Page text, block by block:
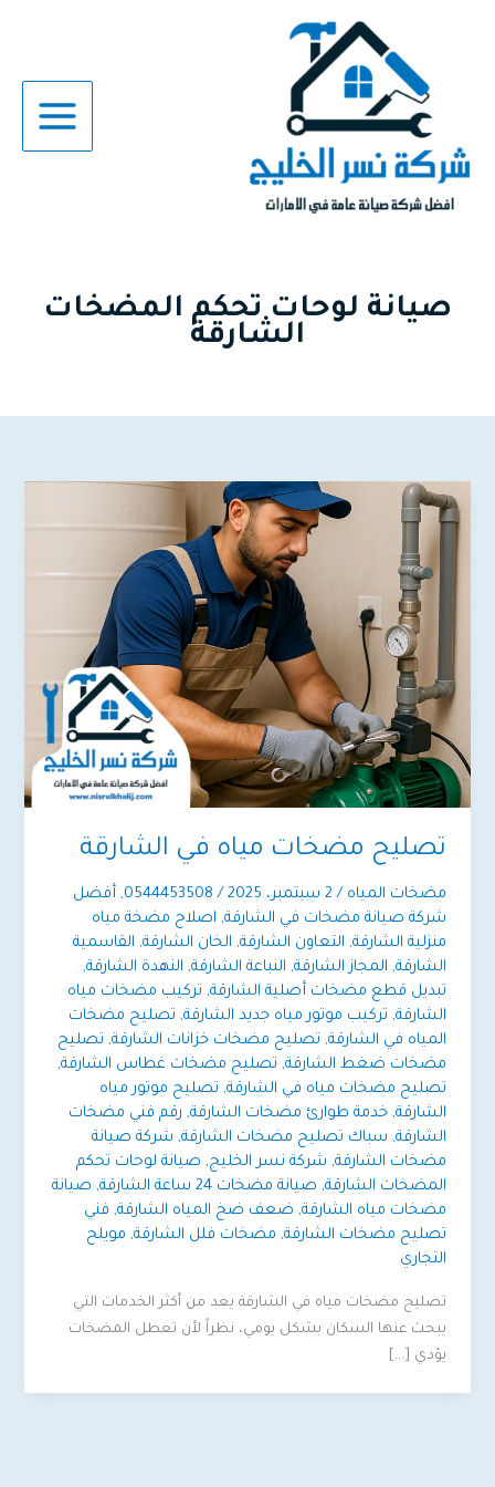
صيانة لوحات تحكم المضخات
الشارقة
تصليح مضخات مياه في الشارقة
مضخات المياه / 2 سبتمبر، 2025 /
0544453508
, أفضل
شركة صيانة مضخات في الشارقة, اصلاح مضخة مياه
منزلية الشارقة, التعاون الشارقة, الخان الشارقة, القاسمية
الشارقة, المجاز الشارقة, النباعة الشارقة, النهدة الشارقة,
تبديل قطع مضخات أصلية الشارقة, تركيب مضخات مياه
الشارقة, تركيب موتور مياه جديد الشارقة, تصليح مضخات
المياه في الشارقة, تصليح مضخات خزانات الشارقة, تصليح
مضخات ضغط الشارقة, تصليح مضخات غطاس الشارقة,
تصليح مضخات مياه في الشارقة, تصليح موتور مياه
الشارقة,خدمة طوارئ مضخات الشارقة, رقم فني مضخات
الشارقة, سباك تصليح مضخات الشارقة, شركة صيانة
مضخات الشارقة, شركة نسر الخليج, صيانة لوحات تحكم
المضخات الشارقة, صيانة مضخات 24 ساعة الشارقة , صيانة
مضخات مياه الشارقة, ضعف ضخ المياه الشارقة, فني
تصليح مضخات الشارقة, مضخات فلل الشارقة, مويلح
التجاري
تصليح مضخات مياه في الشارقة يعد من أكثر الخدمات التي
يبحث عنها السكان بشكل يومي، نظراً لأن تعطل المضخات
يؤدي […]